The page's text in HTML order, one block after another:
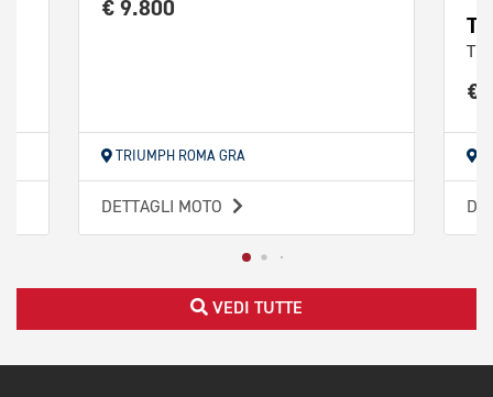
€ 9.800
TRIUMPH ROMA GRA
DETTAGLI MOTO
€
VEDI TUTTE